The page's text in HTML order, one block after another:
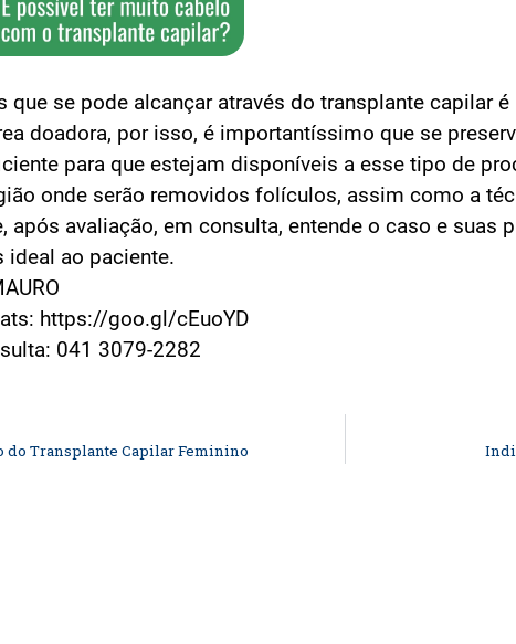
que se pode alcançar através do transplante capilar
doadora, por isso, é importantíssimo que se
para que estejam disponíveis a esse tipo de
onde serão removidos folículos, assim como a
após avaliação, em consulta, entende o caso e suas
ideal ao paciente.
https://goo.gl/cEuoYD⠀⠀
041 3079-2282⠀
do Transplante Capilar Feminino